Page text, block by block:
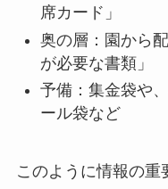
席カード」
奥の層：園から
が必要な書類」
予備：集金袋や
ール袋など
このように情報の重